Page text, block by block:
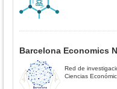
Barcelona Economics
Red de
Ciencias